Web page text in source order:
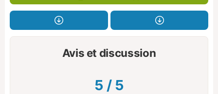
Avis et discussion
5 / 5